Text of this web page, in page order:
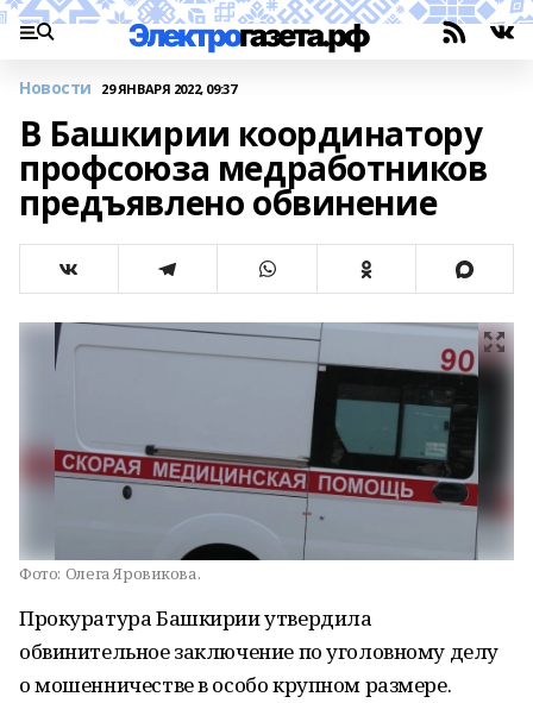
Новости 29 ЯНВАРЯ 2022, 09:37
В Башкирии координатору
профсоюза медработников
предъявлено обвинение
Фото: Олега Яровикова.
Прокуратура Башкирии утвердила
обвинительное заключение по уголовному делу
о мошенничестве в особо крупном размере.